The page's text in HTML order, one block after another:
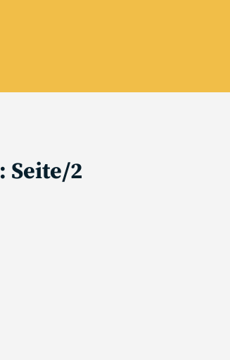
Seite/2